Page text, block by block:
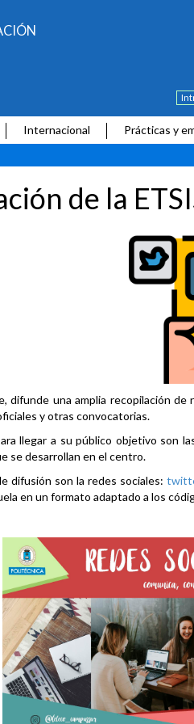
Internacional
Prácticas y
de la
difunde una amplia recopilación de
y otras convocatorias.
llegar a su público objetivo son
se desarrollan en el centro.
difusión son la redes sociales:
en un formato adaptado a los